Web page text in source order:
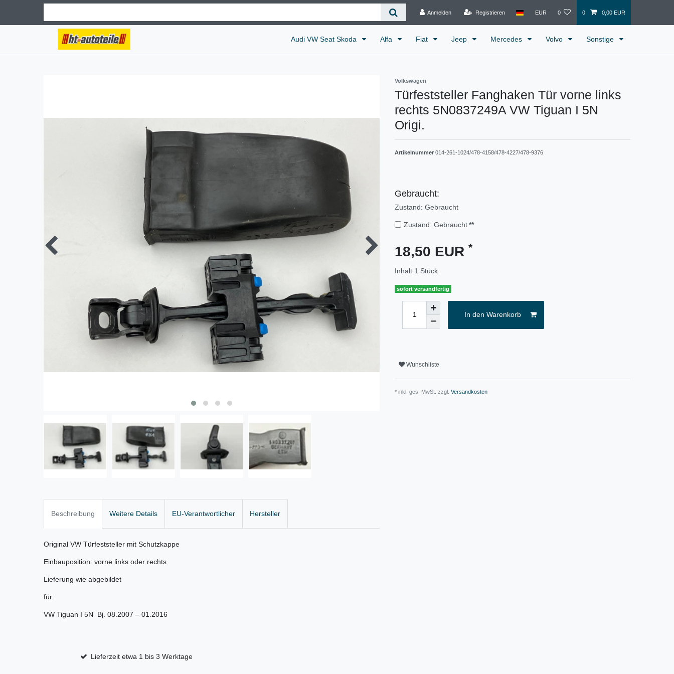
Anmelden Registrieren EUR 0 0 0,00 EUR
Audi VW Seat Skoda Alfa Fiat Jeep Mercedes Volvo Sonstige
Volkswagen
Türfeststeller Fanghaken Tür vorne links
rechts 5N0837249A VW Tiguan I 5N
Origi.
Artikelnummer 014-261-1024/478-4158/478-4227/478-9376
Gebraucht:
Zustand: Gebraucht
Zustand: Gebraucht **
18,50 EUR *
Inhalt 1 Stück
sofort versandfertig
In den Warenkorb
Wunschliste
* inkl. ges. MwSt. zzgl. Versandkosten
Beschreibung Weitere Details EU-Verantwortlicher Hersteller
Original VW Türfeststeller mit Schutzkappe
Einbauposition: vorne links oder rechts
Lieferung wie abgebildet
für:
VW Tiguan I 5N Bj. 08.2007 – 01.2016
Lieferzeit etwa 1 bis 3 Werktage